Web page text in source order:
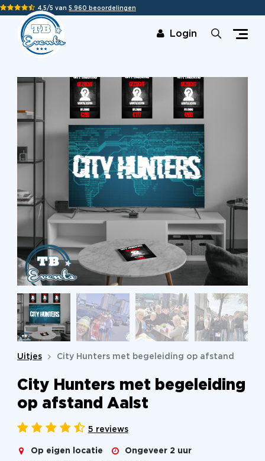
4,5/5 van 5.960 beoordelingen
Login
Uitjes City Hunters met begeleiding op afstand
City Hunters met begeleiding
op afstand Aalst
5 reviews
Op eigen locatie Ongeveer 2 uur